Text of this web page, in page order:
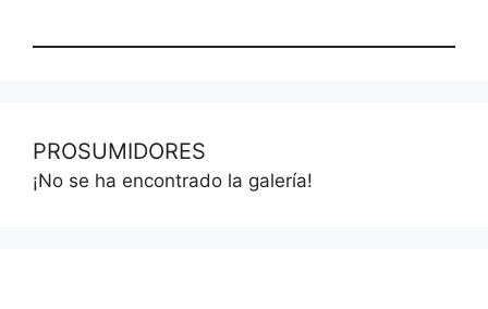
PROSUMIDORES
¡No se ha encontrado la galería!